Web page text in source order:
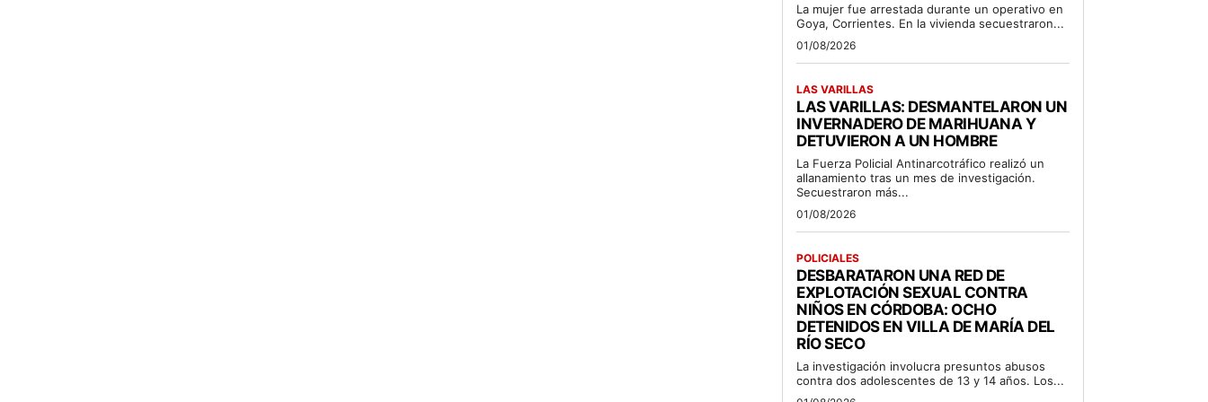
La mujer fue arrestada durante un operativo en
Goya, Corrientes. En la vivienda secuestraron...
01/08/2026
LAS VARILLAS
LAS VARILLAS: DESMANTELARON UN
INVERNADERO DE MARIHUANA Y
DETUVIERON A UN HOMBRE
La Fuerza Policial Antinarcotráfico realizó un
allanamiento tras un mes de investigación.
Secuestraron más...
01/08/2026
POLICIALES
DESBARATARON UNA RED DE
EXPLOTACIÓN SEXUAL CONTRA
NIÑOS EN CÓRDOBA: OCHO
DETENIDOS EN VILLA DE MARÍA DEL
RÍO SECO
La investigación involucra presuntos abusos
contra dos adolescentes de 13 y 14 años. Los...